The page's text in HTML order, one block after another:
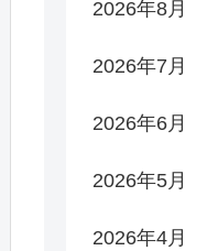
2026年8月
2026年7月
2026年6月
2026年5月
2026年4月